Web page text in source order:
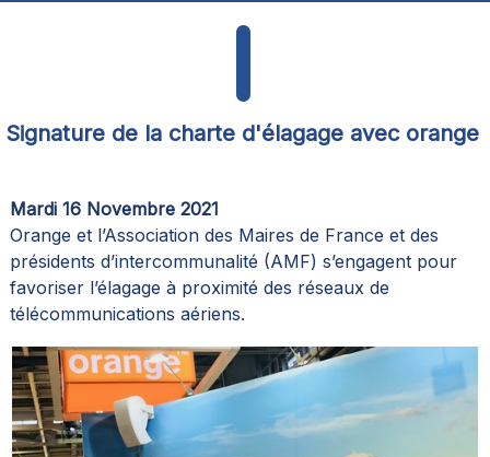
Signature de la charte d'élagage avec orange
Mardi 16 Novembre 2021
Orange et l’Association des Maires de France et des
présidents d’intercommunalité (AMF) s’engagent pour
favoriser l’élagage à proximité des réseaux de
télécommunications aériens.